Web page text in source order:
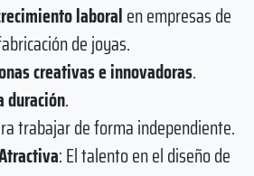
laboralen empresas de
de joyas.
creativas e innovadoras.
duración.
trabajar de forma independiente.
: El talento en el diseño de